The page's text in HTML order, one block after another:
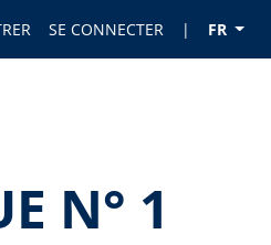
SE CONNECTER | FR
N° 1